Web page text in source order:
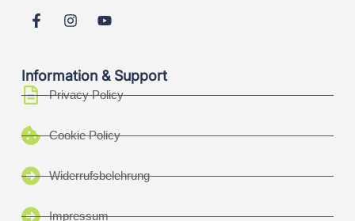
Information & Support
Privacy Policy
Cookie Policy
Widerrufsbelehrung
Impressum